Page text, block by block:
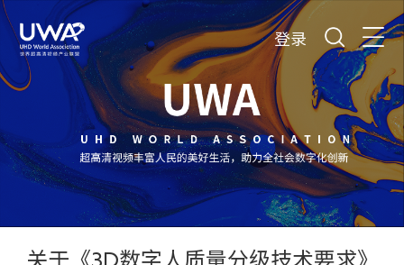
登录
关于《3D数字人质量分级技术要求》